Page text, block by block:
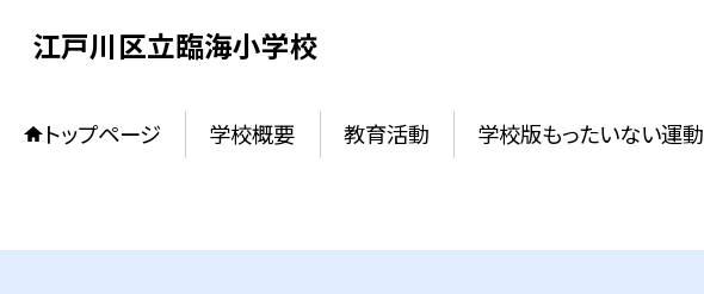
江戸川区立臨海小学校
トップページ 学校概要 教育活動 学校版もったいない運動